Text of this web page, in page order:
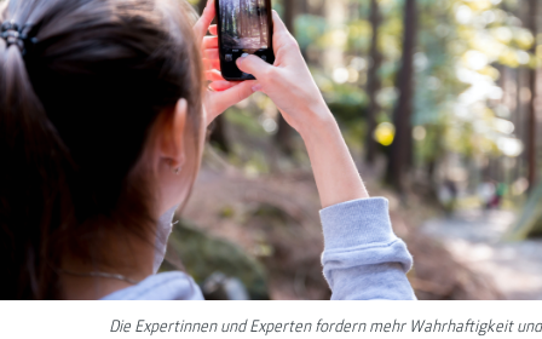
Die Expertinnen und Experten fordern mehr Wahrhaftigkeit und